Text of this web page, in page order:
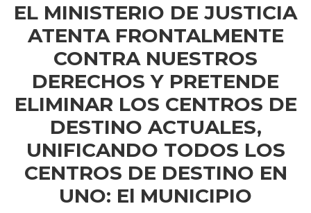
EL MINISTERIO DE JUSTICIA
ATENTA FRONTALMENTE
CONTRA NUESTROS
DERECHOS Y PRETENDE
ELIMINAR LOS CENTROS DE
DESTINO ACTUALES,
UNIFICANDO TODOS LOS
CENTROS DE DESTINO EN
UNO: El MUNICIPIO